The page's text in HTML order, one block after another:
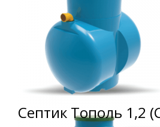
Септик Тополь 1,2